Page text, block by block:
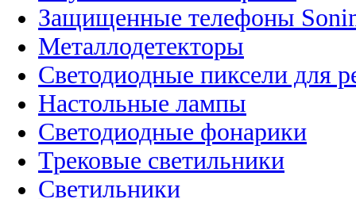
Защищенные телефоны
Металлодетекторы
Светодиодные пиксели для
Настольные лампы
Светодиодные фонарики
Трековые светильники
Светильники